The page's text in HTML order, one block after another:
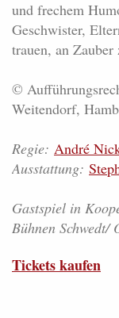
und frechem
Geschwister,
trauen, an Zauber
©
Weitendorf,
Regie: André
Ausstattung:
Gastspiel in
Bühnen Schwedt/
Tickets kaufen